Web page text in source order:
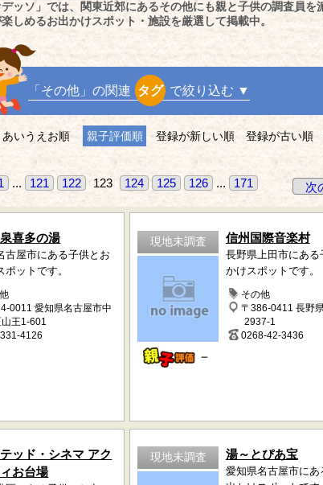
ッソ」では、関東近郊にあるその他にも親と子供の調査員を
しめるお出かけスポット・施設を厳選して掲載中。
「その他」の関連 タグ で絞り込む ▼
あいうえお順 親子評価順 登録が新しい順 登録が古い順
... 121 122 123 124 125 126 ... 171 次
喜多の湯
古屋市にある子供とお
ポットです。
0011 愛知県名古屋市中
山王1-601
4126
現地未調査
－
信州国際音楽村
長野県上田市にある
かけスポットです。
その他
〒386-0411 長野
2937-1
0268-42-3436
ッド・シネマ アク
お台場
現地未調査 湯～とぴあ宝
愛知県名古屋市にあ